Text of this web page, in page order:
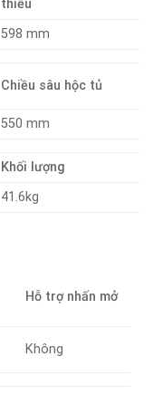
thiểu
598 mm
Chiều sâu hộc tủ
550 mm
Khối lượng
41.6kg
Hỗ trợ nhấn mở
Không